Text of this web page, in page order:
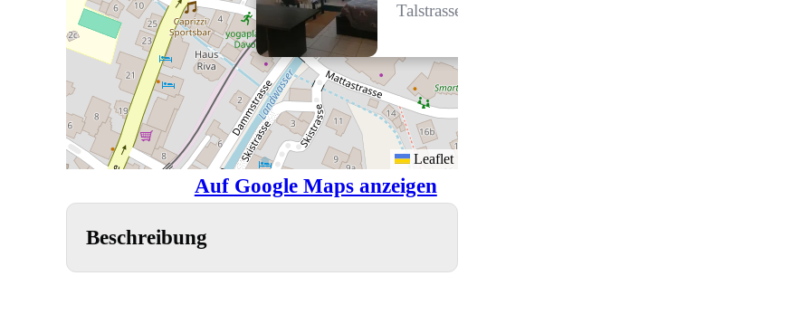
Talstrasse 22, 7270 Davos Platz
Leaflet
Auf Google Maps anzeigen
Beschreibung